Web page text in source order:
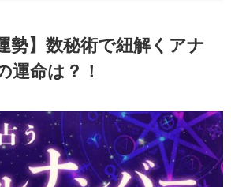
勢】数秘術で紐解くアナ
運命は？！